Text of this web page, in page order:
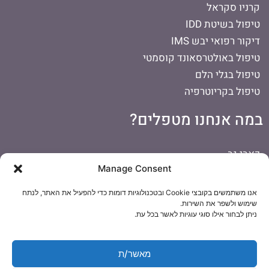
Manage Consent
אנו משתמשים בקובצי Cookie ובטכנולוגיות דומות כדי להפעיל את האתר, לנתח
שימוש ולשפר את השירות.
ניתן לבחור אילו סוגי עוגיות לאשר בכל עת.
מאשר/ת
קרניו סקראל
טיפול בשיטת IDD
דיקור רפואי יבש IMS
טיפול באולטרסאונד קוסמטי
טיפול בגלי הלם
טיפול בקריוטרפיה
במה אנחנו מטפלים?
כאבי גב
כאבי ראש
דורבן ברגל
כאבי צוואר
כאבי ברכיים